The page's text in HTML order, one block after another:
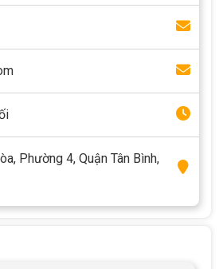
Phường 4, Quận Tân Bình,